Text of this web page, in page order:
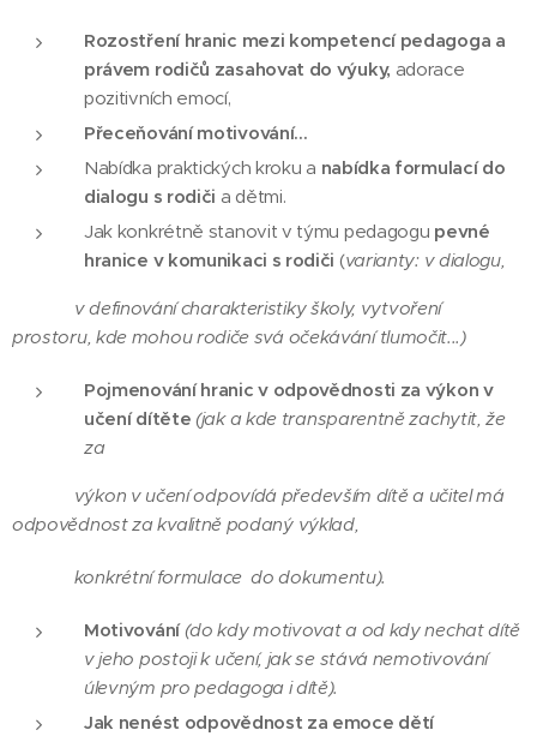
Rozostření hranic mezi kompetencí pedagoga a
právem rodičů zasahovat do výuky, adorace
pozitivních emocí,
Přeceňování motivování...
Nabídka praktických kroku a nabídka formulací do
dialogu s rodiči a dětmi.
Jak konkrétně stanovit v týmu pedagogu pevné
hranice v komunikaci s rodiči (varianty: v dialogu,
v definování charakteristiky školy, vytvoření
prostoru, kde mohou rodiče svá očekávání tlumočit...)
Pojmenování hranic v odpovědnosti za výkon v
učení dítěte (jak a kde transparentně zachytit, že
za
výkon v učení odpovídá především dítě a učitel má
odpovědnost za kvalitně podaný výklad,
konkrétní formulace do dokumentu).
Motivování(do kdy motivovat a od kdy nechat dítě
v jeho postoji k učení, jak se stává nemotivování
úlevným pro pedagoga i dítě).
Jak nenést odpovědnost za emoce dětí